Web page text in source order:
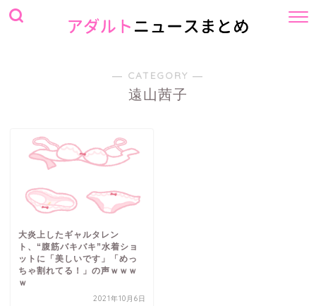
― CATEGORY ―
遠山茜子
大炎上したギャルタレン
ト、“腹筋バキバキ”水着ショ
ットに「美しいです」「めっ
ちゃ割れてる！」の声ｗｗｗ
ｗ
2021年10月6日